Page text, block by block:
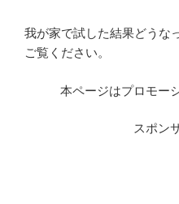
我が家で試した結果どうな
ご覧ください。
本ページはプロモー
スポン